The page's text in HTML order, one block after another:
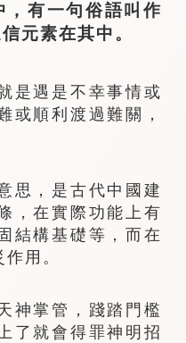
有一句俗語叫作
元素在其中。
遇是不幸事情或
或順利渡過難關，
，是古代中國建
，在實際功能上有
結構基礎等，而在
用。
掌管，踐踏門檻
了就會得罪神明招